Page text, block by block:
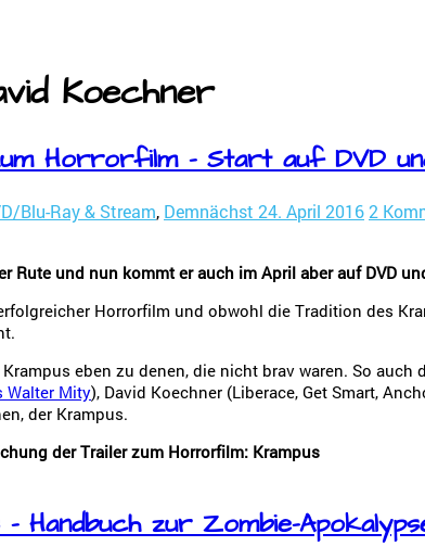
Koechner
Horrorfilm – Start auf DVD
Blu-Ray & Stream, Demnächst 24. April 2016 2
Rute und nun kommt er auch im April aber auf DVD
Horrorfilm und obwohl die Tradition des
eben zu denen, die nicht brav waren. So
Walter Mity), David Koechner (Liberace, Get Smart,
der Krampus.
der Trailer zum Horrorfilm: Krampus
Handbuch zur Zombie-